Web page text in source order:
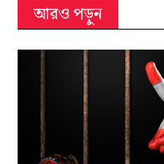
আরও পড়ুন